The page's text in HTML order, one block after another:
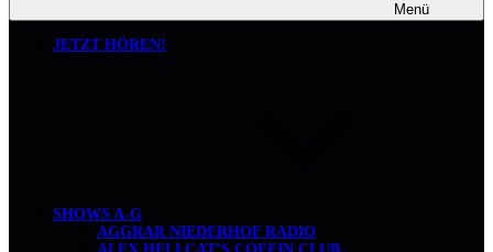
Menü
JETZT HÖREN!
SHOWS A-G
AGGRAR NIEDERHOF RADIO